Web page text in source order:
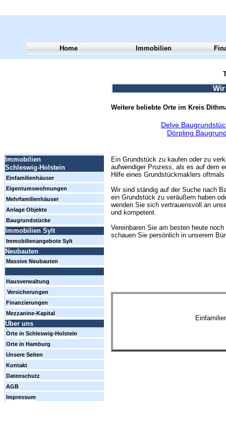
Weitere beliebte Orte im Kreis
Delve
Dörpling
Ein Grundstück zu kaufen oder zu
aufwendiger Prozess, als es auf dem
Hilfe eines Grundstückmaklers
Wir sind ständig auf der Suche nach
ein Grundstück zu veräußern haben
wenden Sie sich vertrauensvoll an
und kompetent.
Vereinbaren Sie am besten heute
schauen Sie persönlich in unserem
Home Immobilien
Immobilien
Schleswig-Holstein
Einfamilienhäuser
Eigentumswohnungen
Mehrfamilienhäuser
Anlage Objekte
Baugrundstücke
Immobilien Sylt
Immobilienangebote Sylt
Neubauten
Massive Neubauten
Hausverwaltung
Versicherungen
Finanzierungen
Mezzanine-Kapital
Über uns
Orte in Schleswig-Holstein
Orte in Hamburg
Unsere Seiten
Kontakt
Datenschutz
AGB
Impressum